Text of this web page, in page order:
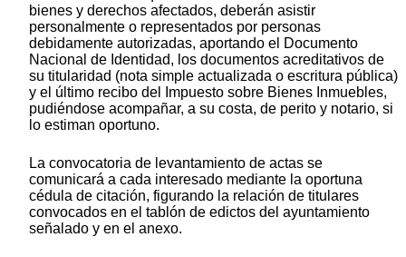
bienes y derechos afectados, deberán asistir
personalmente o representados por personas
debidamente autorizadas, aportando el Documento
Nacional de Identidad, los documentos acreditativos de
su titularidad (nota simple actualizada o escritura pública)
y el último recibo del Impuesto sobre Bienes Inmuebles,
pudiéndose acompañar, a su costa, de perito y notario, si
lo estiman oportuno.
La convocatoria de levantamiento de actas se
comunicará a cada interesado mediante la oportuna
cédula de citación, figurando la relación de titulares
convocados en el tablón de edictos del ayuntamiento
señalado y en el anexo.